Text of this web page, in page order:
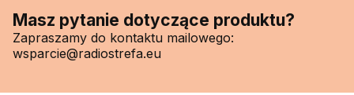
Masz pytanie dotyczące produktu?
Zapraszamy do kontaktu mailowego:
wsparcie@radiostrefa.eu